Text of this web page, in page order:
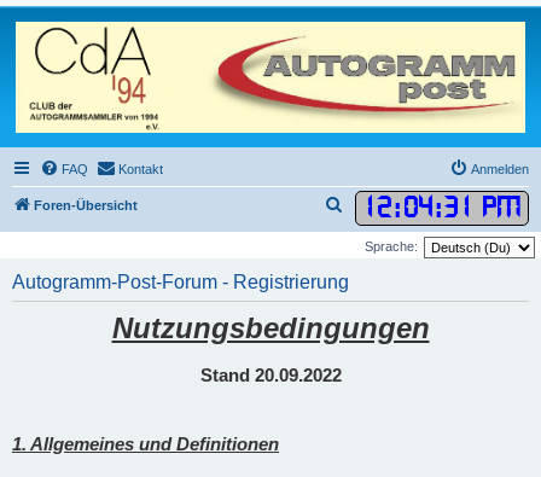
FAQ Kontakt Anmelden
Foren-Übersicht 12:04:32 PM
u
h
e
Sprache:
Autogramm-Post-Forum - Registrierung
Nutzungsbedingungen
Stand 20.09.2022
1. Allgemeines und Definitionen